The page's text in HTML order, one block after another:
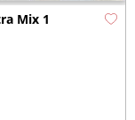
Mix 1